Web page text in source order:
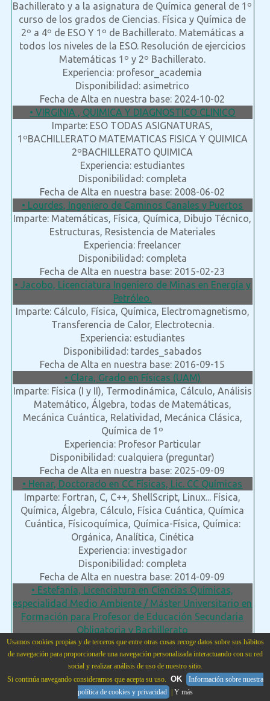
Usamos cookies propias y de terceros que entre otras cosas recoge datos sobre sus hábitos
de navegación para proporcionarle una navegación personalizada interactuando con su red
social y realizar análisis de uso de nuestro sitio.
Si continúa navegando consideramos que acepta su uso. OK
Información sobre nuestra
política de cookies y privacidad
Y más
Bachillerato y a la asignatura de Química general de 1º
curso de los grados de Ciencias. Física y Química de
2º a 4º de ESO Y 1º de Bachillerato. Matemáticas a
todos los niveles de la ESO. Resolución de ejercicios
Matemáticas 1º y 2º Bachillerato.
Experiencia: profesor_academia
Disponibilidad: asimetrico
Fecha de Alta en nuestra base: 2024-10-02
• VIRGINIA , QUIMICA Y DIAGNOSTICO CLINICO
Imparte: ESO TODAS ASIGNATURAS,
1ºBACHILLERATO MATEMATICAS FISICA Y QUIMICA
2ºBACHILLERATO QUIMICA
Experiencia: estudiantes
Disponibilidad: completa
Fecha de Alta en nuestra base: 2008-06-02
• Lourdes, Ingeniero de Caminos Canales y Puertos
Imparte: Matemáticas, Física, Química, Dibujo Técnico,
Estructuras, Resistencia de Materiales
Experiencia: freelancer
Disponibilidad: completa
Fecha de Alta en nuestra base: 2015-02-23
• Jacobo, Licenciatura Ingeniero de Minas en Energía y
Petróleo.
Imparte: Cálculo, Física, Química, Electromagnetismo,
Transferencia de Calor, Electrotecnia.
Experiencia: estudiantes
Disponibilidad: tardes_sabados
Fecha de Alta en nuestra base: 2016-09-15
• Clara, Grado en Físicas (UAM)
Imparte: Física (I y II), Termodinámica, Cálculo, Análisis
Matemático, Álgebra, todas de Matemáticas,
Mecánica Cuántica, Relatividad, Mecánica Clásica,
Química de 1º
Experiencia: Profesor Particular
Disponibilidad: cualquiera (preguntar)
Fecha de Alta en nuestra base: 2025-09-09
• Henar, Doctorado en CC Físicas, Lic. CC Químicas
Imparte: Fortran, C, C++, ShellScript, Linux... Física,
Química, Álgebra, Cálculo, Física Cuántica, Química
Cuántica, Físicoquímica, Química-Física, Química:
Orgánica, Analítica, Cinética
Experiencia: investigador
Disponibilidad: completa
Fecha de Alta en nuestra base: 2014-09-09
• Estefanía, Licenciatura en Ciencias Químicas,
especialidad Medio Ambiente / Máster Universitario en
Formación para Profesor de Educación Secundaria
Obligatoria y Bachillerato
Imparte: Quimica, Fisica, Matemáticas, Robótica,
Educación Secundaria Obligatoria y Bachillerato
Experiencia: profesor_otros
Disponibilidad: completa
Fecha de Alta en nuestra base: 2016-03-31